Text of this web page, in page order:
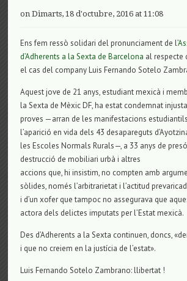
on Dimarts, 18 d'octubre, 2016 at 11:08
Ens fem ressò solidari del pronunciament de l’
d’Adherents a la Sexta de Barcelona al respecte
el cas del company Luis Fernando Sotelo
Aquest jove de 21 anys, estudiant mexicà i
la Sexta de Mèxic DF, ha estat condemnat
proves —arran de les manifestacions
l’aparició en vida dels 43 desapareguts
les Escoles Normals Rurals—, a 33 anys de
destrucció de mobiliari urbà i altres
accions que, hi insistim, no compten amb
sòlides, només l’arbitrarietat i l’actitud
i d’un xofer que tampoc no assegurava que
actora dels delictes imputats per l’Estat mexicà.
Des d’Adherents a la Sexta continuen, doncs,
i que no creiem en la justícia de l’estat».
Luis Fernando Sotelo Zambrano: llibertat !